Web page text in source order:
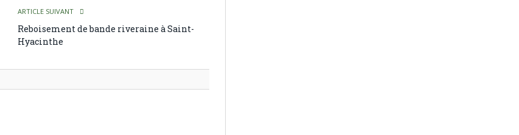
ARTICLE SUIVANT
Reboisement de bande riveraine à Saint-
Hyacinthe